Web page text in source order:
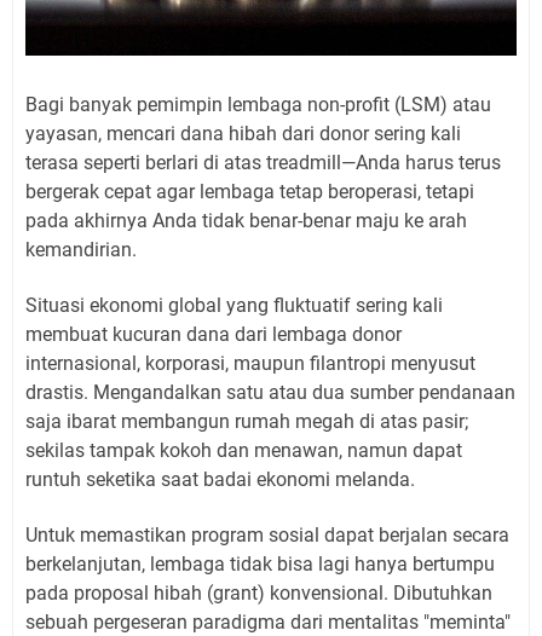
Bagi banyak pemimpin lembaga non-profit (LSM) atau
yayasan, mencari dana hibah dari donor sering kali
terasa seperti berlari di atas treadmill—Anda harus terus
bergerak cepat agar lembaga tetap beroperasi, tetapi
pada akhirnya Anda tidak benar-benar maju ke arah
kemandirian.
Situasi ekonomi global yang fluktuatif sering kali
membuat kucuran dana dari lembaga donor
internasional, korporasi, maupun filantropi menyusut
drastis. Mengandalkan satu atau dua sumber pendanaan
saja ibarat membangun rumah megah di atas pasir;
sekilas tampak kokoh dan menawan, namun dapat
runtuh seketika saat badai ekonomi melanda.
Untuk memastikan program sosial dapat berjalan secara
berkelanjutan, lembaga tidak bisa lagi hanya bertumpu
pada proposal hibah (grant) konvensional. Dibutuhkan
sebuah pergeseran paradigma dari mentalitas "meminta"